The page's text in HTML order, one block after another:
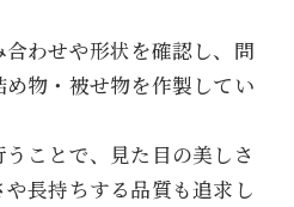
わせや形状を確認し、問
物・被せ物を作製してい
ことで、見た目の美しさ
長持ちする品質も追求し